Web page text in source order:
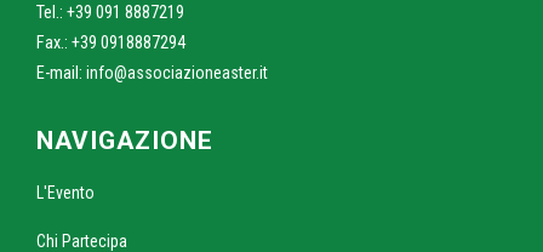
Tel.: +39 091 8887219
Fax.: +39 0918887294
E-mail: info@associazioneaster.it
NAVIGAZIONE
L'Evento
Chi Partecipa